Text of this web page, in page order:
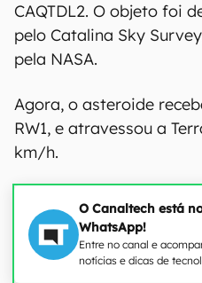
CAQTDL2. O objeto foi
pelo Catalina Sky
pela NASA.
Agora, o asteroide
RW1, e atravessou a
km/h.
O Canaltech está
WhatsApp!
Entre no canal e
notícias e dicas de